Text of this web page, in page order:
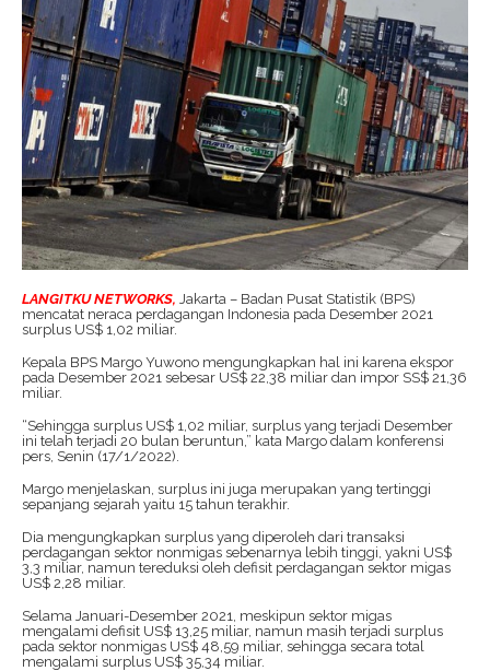
LANGITKU NETWORKS, Jakarta – Badan Pusat Statistik (BPS)
mencatat neraca perdagangan Indonesia pada Desember 2021
surplus US$ 1,02 miliar.
Kepala BPS Margo Yuwono mengungkapkan hal ini karena ekspor
pada Desember 2021 sebesar US$ 22,38 miliar dan impor SS$ 21,36
miliar.
“Sehingga surplus US$ 1,02 miliar, surplus yang terjadi Desember
ini telah terjadi 20 bulan beruntun,” kata Margo dalam konferensi
pers, Senin (17/1/2022).
Margo menjelaskan, surplus ini juga merupakan yang tertinggi
sepanjang sejarah yaitu 15 tahun terakhir.
Dia mengungkapkan surplus yang diperoleh dari transaksi
perdagangan sektor nonmigas sebenarnya lebih tinggi, yakni US$
3,3 miliar, namun tereduksi oleh defisit perdagangan sektor migas
US$ 2,28 miliar.
Selama Januari-Desember 2021, meskipun sektor migas
mengalami defisit US$ 13,25 miliar, namun masih terjadi surplus
pada sektor nonmigas US$ 48,59 miliar, sehingga secara total
mengalami surplus US$ 35,34 miliar.